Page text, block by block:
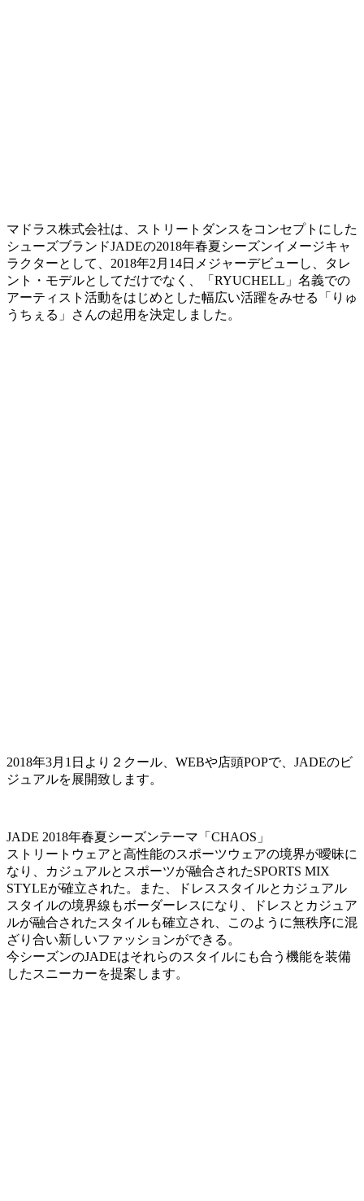
マドラス株式会社は、ストリートダンスをコンセプトにした
シューズブランドJADEの2018年春夏シーズンイメージキャ
ラクターとして、2018年2月14日メジャーデビューし、タレ
ント・モデルとしてだけでなく、「RYUCHELL」名義での
アーティスト活動をはじめとした幅広い活躍をみせる「りゅ
うちぇる」さんの起用を決定しました。
2018年3月1日より２クール、WEBや店頭POPで、JADEのビ
ジュアルを展開致します。
JADE 2018年春夏シーズンテーマ「CHAOS」
ストリートウェアと高性能のスポーツウェアの境界が曖昧に
なり、カジュアルとスポーツが融合されたSPORTS MIX
STYLEが確立された。また、ドレススタイルとカジュアル
スタイルの境界線もボーダーレスになり、ドレスとカジュア
ルが融合されたスタイルも確立され、このように無秩序に混
ざり合い新しいファッションができる。
今シーズンのJADEはそれらのスタイルにも合う機能を装備
したスニーカーを提案します。